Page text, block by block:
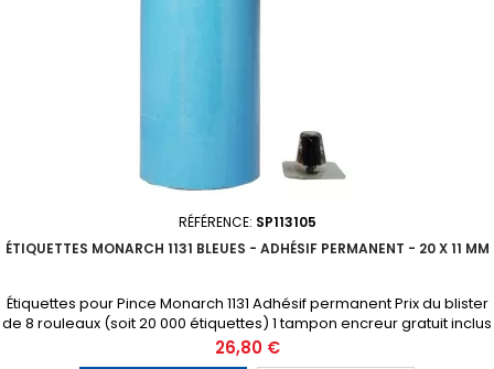
RÉFÉRENCE: SP113105
ÉTIQUETTES MONARCH 1131 BLEUES - ADHÉSIF PERMANENT - 20 X 11 MM
Étiquettes pour Pince Monarch 1131 Adhésif permanent Prix du blister
de 8 rouleaux (soit 20 000 étiquettes) 1 tampon encreur gratuit inclus
dans chaque blister
Prix
26,80 €